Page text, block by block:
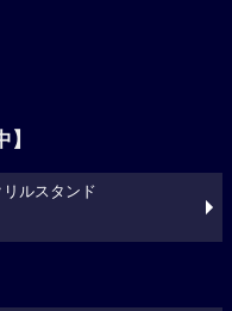
リルスタンド